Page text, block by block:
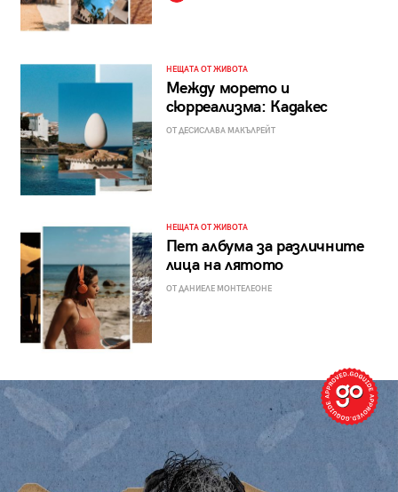
НЕЩАТА ОТ ЖИВОТА
Между морето и
сюрреализма: Кадакес
ОТ ДЕСИСЛАВА МАКЪЛРЕЙТ
НЕЩАТА ОТ ЖИВОТА
Пет албума за различните
лица на лятото
ОТ ДАНИЕЛЕ МОНТЕЛЕОНЕ